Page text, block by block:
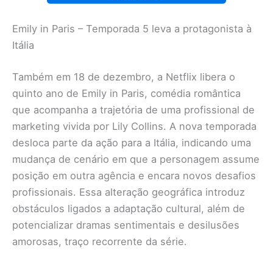
Emily in Paris – Temporada 5 leva a protagonista à
Itália
Também em 18 de dezembro, a Netflix libera o
quinto ano de Emily in Paris, comédia romântica
que acompanha a trajetória de uma profissional de
marketing vivida por Lily Collins. A nova temporada
desloca parte da ação para a Itália, indicando uma
mudança de cenário em que a personagem assume
posição em outra agência e encara novos desafios
profissionais. Essa alteração geográfica introduz
obstáculos ligados a adaptação cultural, além de
potencializar dramas sentimentais e desilusões
amorosas, traço recorrente da série.